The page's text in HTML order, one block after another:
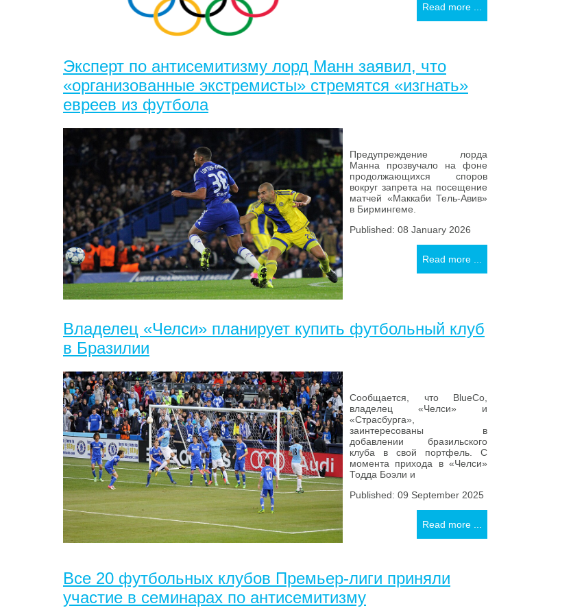
Read more ...
Эксперт по антисемитизму лорд Манн заявил, что
«организованные экстремисты» стремятся «изгнать»
евреев из футбола
Предупреждение лорда
Манна прозвучало на фоне
продолжающихся споров
вокруг запрета на посещение
матчей «Маккаби Тель-Авив»
в Бирмингеме.
Published: 08 January 2026
Read more ...
Владелец «Челси» планирует купить футбольный клуб
в Бразилии
Сообщается, что BlueCo,
владелец «Челси» и
«Страсбурга»,
заинтересованы в
добавлении бразильского
клуба в свой портфель. С
момента прихода в «Челси»
Тодда Боэли и
Published: 09 September 2025
Read more ...
Все 20 футбольных клубов Премьер-лиги приняли
участие в семинарах по антисемитизму